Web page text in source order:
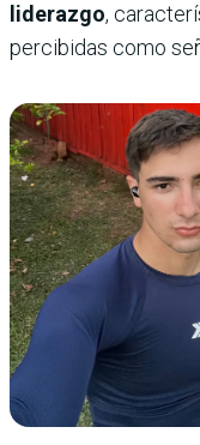
liderazgo,
percibidas como